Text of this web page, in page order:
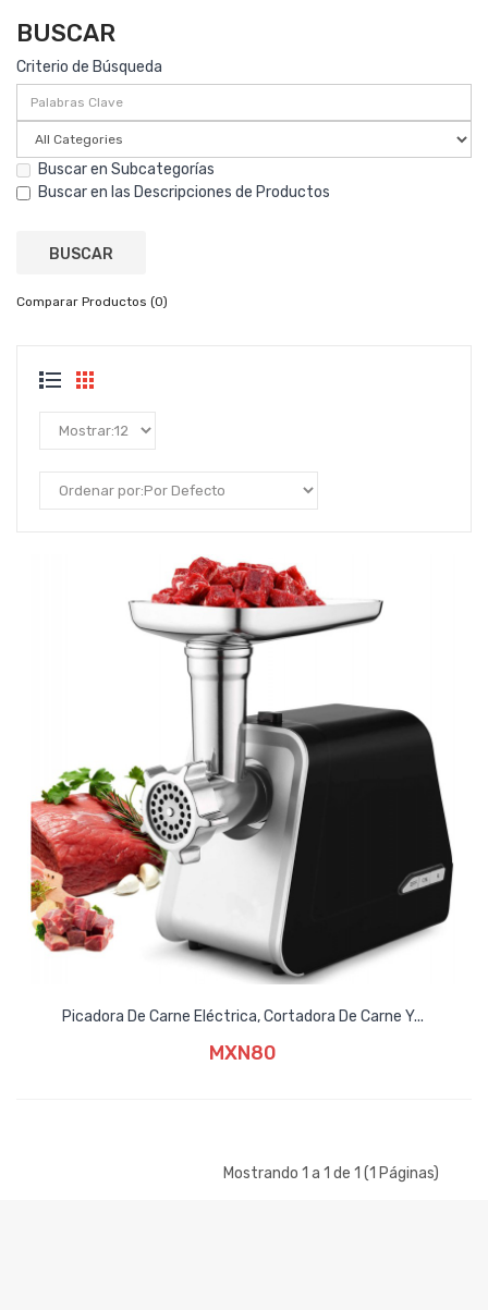
BUSCAR
Criterio de Búsqueda
Buscar en Subcategorías
Buscar en las Descripciones de Productos
Comparar Productos (0)
Picadora De Carne Eléctrica, Cortadora De Carne Y...
MXN80
Mostrando 1 a 1 de 1 (1 Páginas)